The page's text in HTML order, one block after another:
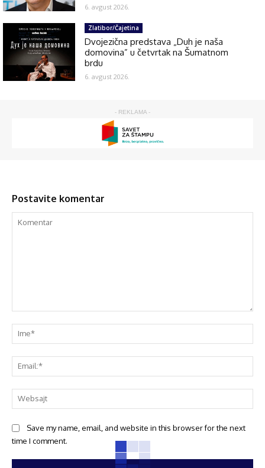
6. avgust 2026.
Zlatibor/Čajetina
Dvojezična predstava „Duh je naša
domovina” u četvrtak na Šumatnom
brdu
6. avgust 2026.
- REKLAMA -
Postavite komentar
Save my name, email, and website in this browser for the next
time I comment.